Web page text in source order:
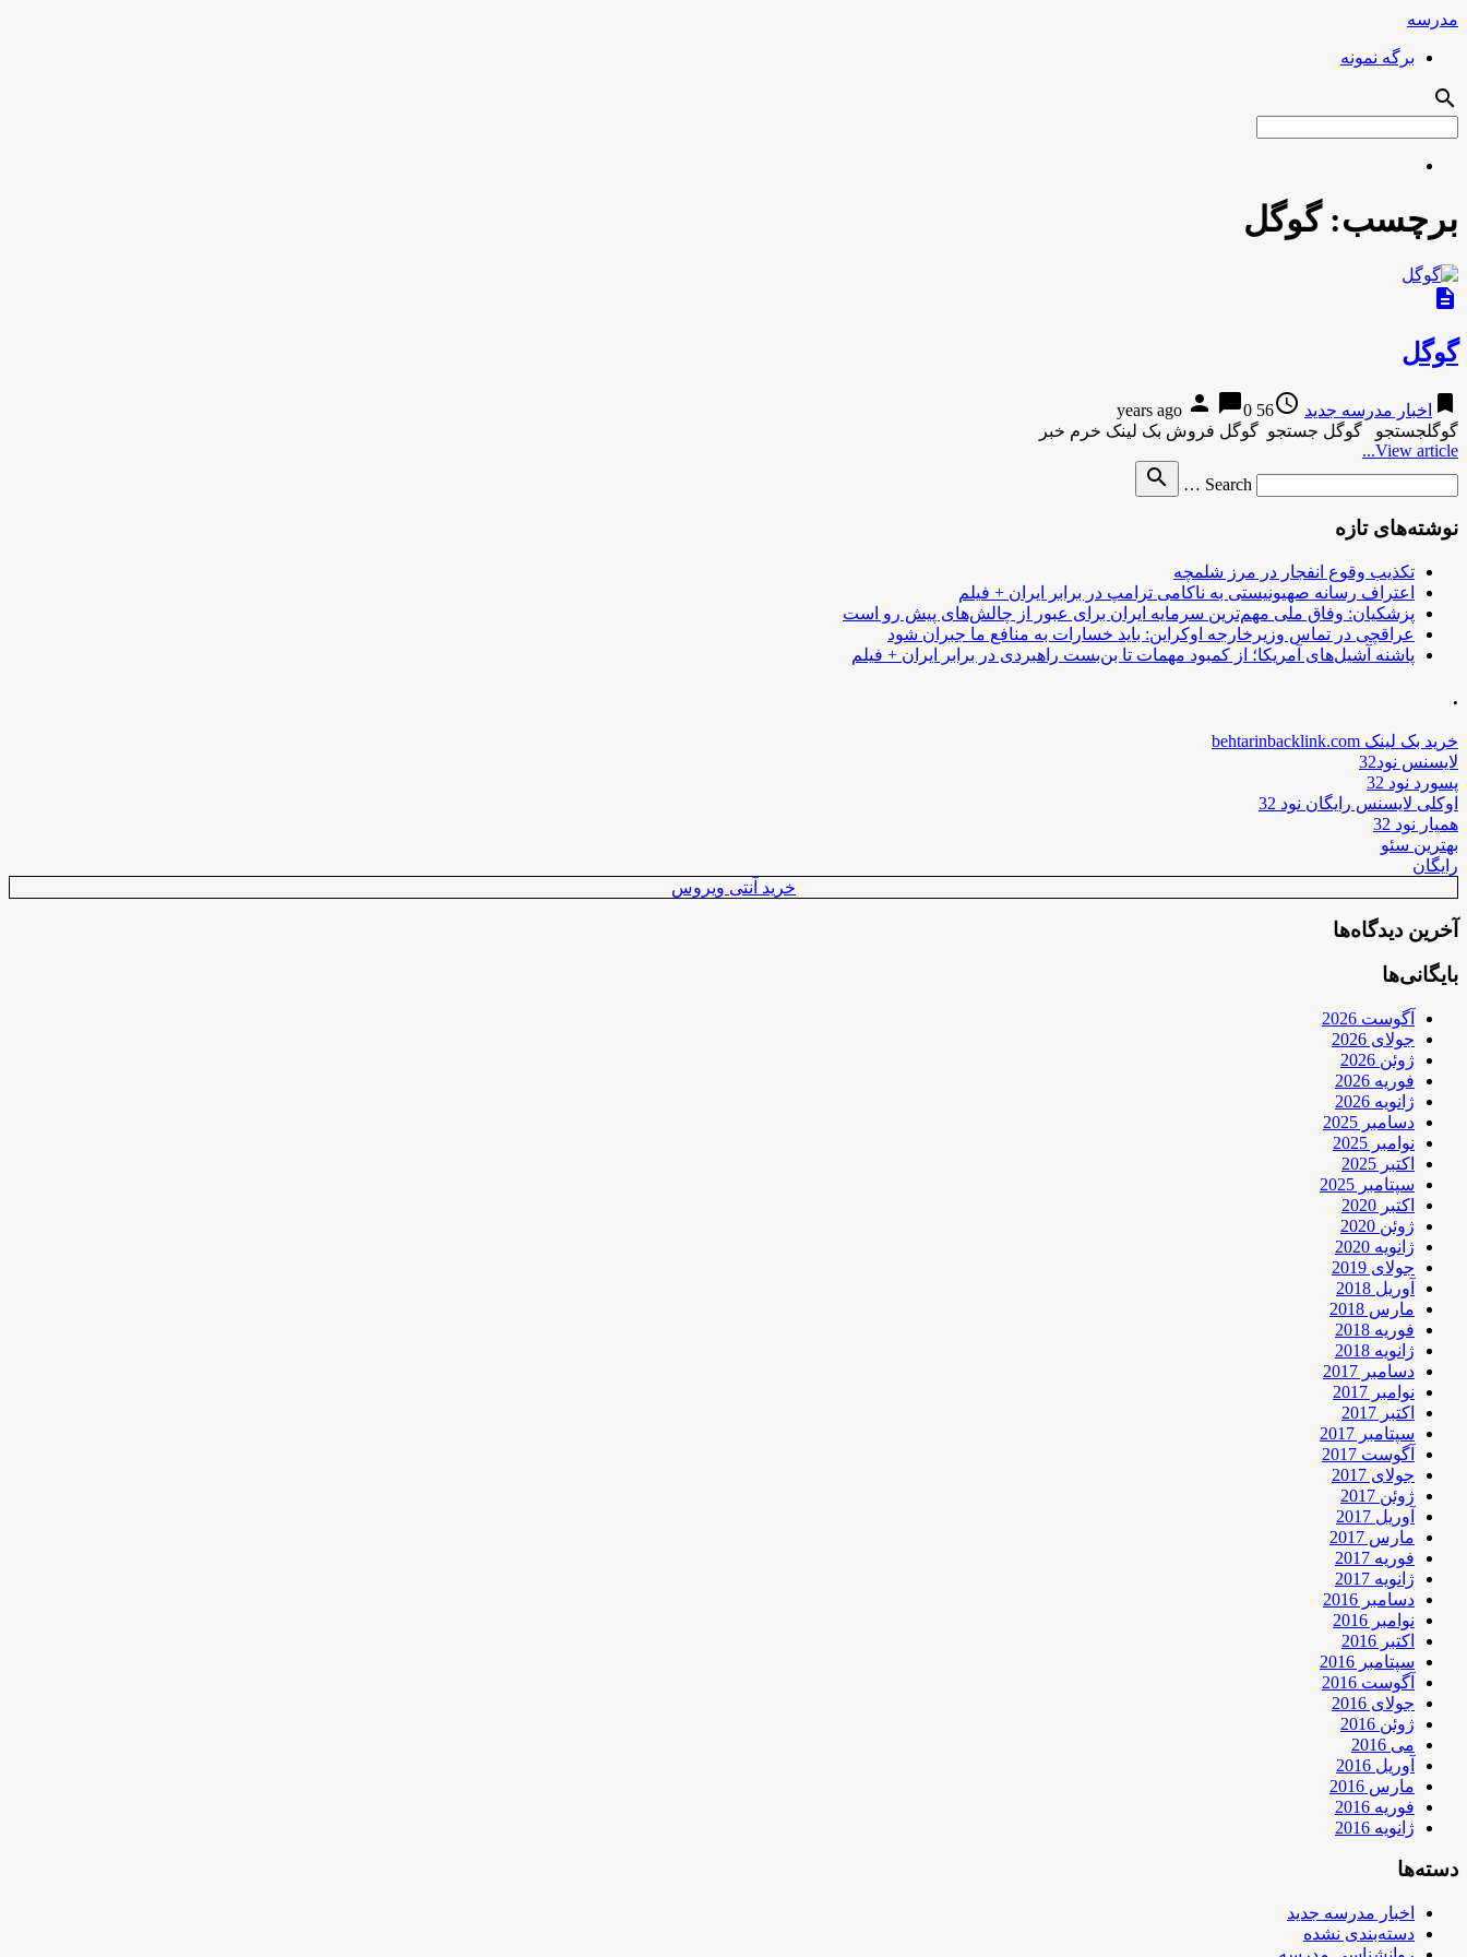
مدرسه
برگه نمونه
search
برچسب:گوگل
description
گوگل
bookmark اخبار مدرسه جدید access_time
56 years ago
person chat_bubble0
گوگلجستجو گوگل جستجو گوگل فروش بک لینک خرم خبر
View article...
Search …
search
نوشته‌های تازه
تکذیب وقوع انفجار در مرز شلمچه
اعتراف رسانه صهیونیستی به ناکامی ترامپ در برابر ایران + فیلم
پزشکیان: وفاق ملی مهم‌ترین سرمایه ایران برای عبور از چالش‌های پیش رو است
عراقچی در تماس وزیرخارجه اوکراین: باید خسارات به منافع ما جبران شود
پاشنه آشیل‌های آمریکا؛ از کمبود مهمات تا بن‌بست راهبردی در برابر ایران + فیلم
.
خرید بک لینک behtarinbacklink.com
لایسنس نود32
پسورد نود 32
اوکلی لایسنس رایگان نود 32
همیار نود 32
بهترین سئو
رایگان
خرید آنتی ویروس
آخرین دیدگاه‌ها
بایگانی‌ها
آگوست 2026
جولای 2026
ژوئن 2026
فوریه 2026
ژانویه 2026
دسامبر 2025
نوامبر 2025
اکتبر 2025
سپتامبر 2025
اکتبر 2020
ژوئن 2020
ژانویه 2020
جولای 2019
آوریل 2018
مارس 2018
فوریه 2018
ژانویه 2018
دسامبر 2017
نوامبر 2017
اکتبر 2017
سپتامبر 2017
آگوست 2017
جولای 2017
ژوئن 2017
آوریل 2017
مارس 2017
فوریه 2017
ژانویه 2017
دسامبر 2016
نوامبر 2016
اکتبر 2016
سپتامبر 2016
آگوست 2016
جولای 2016
ژوئن 2016
می 2016
آوریل 2016
مارس 2016
فوریه 2016
ژانویه 2016
دسته‌ها
اخبار مدرسه جدید
دسته‌بندی نشده